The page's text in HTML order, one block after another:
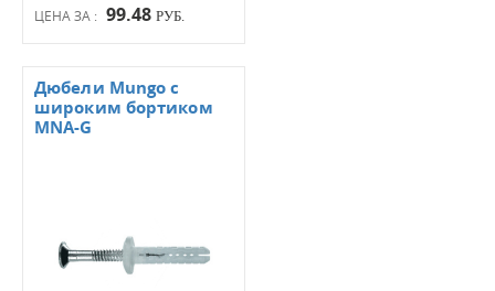
ЦЕНА ЗА : 99.48 РУБ.
Дюбели Mungo с
широким бортиком
MNA-G